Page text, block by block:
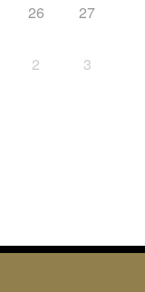
26 27
2 3